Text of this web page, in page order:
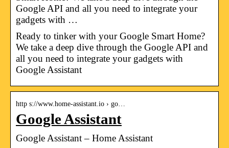
Google API and all you need to integrate your
gadgets with …
Ready to tinker with your Google Smart Home?
We take a deep dive through the Google API and
all you need to integrate your gadgets with
Google Assistant
http s://www.home-assistant.io › go…
Google Assistant
Google Assistant – Home Assistant